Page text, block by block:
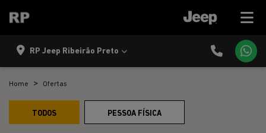
RP Jeep Ribeirão Preto
Home Ofertas
TODOS PESSOA FÍSICA